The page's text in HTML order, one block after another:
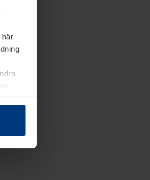
här